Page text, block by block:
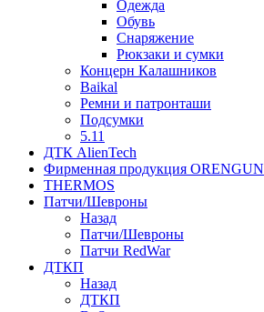
Одежда
Обувь
Снаряжение
Рюкзаки и сумки
Концерн Калашников
Baikal
Ремни и патронташи
Подсумки
5.11
ДТК AlienTech
Фирменная продукция ORENGUN
THERMOS
Патчи/Шевроны
Назад
Патчи/Шевроны
Патчи RedWar
ДТКП
Назад
ДТКП